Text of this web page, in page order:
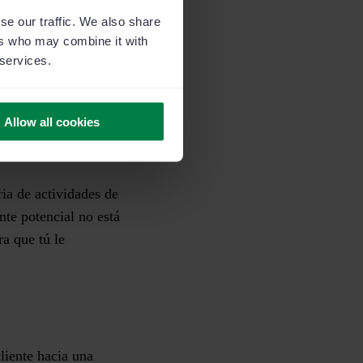
our traffic. We also share
who may combine it with
Allow all cookies
Imagínate,
comparando tu
de tu solución y
de actividades de
potencial no está
que tú le
hacia una